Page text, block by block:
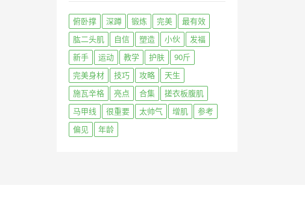
俯卧撑 深蹲 锻炼 完美
最有效
肱二头肌
自信 塑造 小伙
发福
新手
运动 教学 护肤
90斤
完美身材
技巧 攻略
天生
施瓦辛格
亮点 合集
搓衣板腹肌
马甲线
很重要 太帅气 增肌
参考
偏见
年龄